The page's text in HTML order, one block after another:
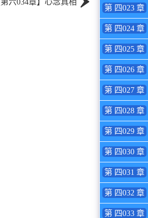
第六034章】心念真相
第 四023 章
第 四024 章
第 四025 章
第 四026 章
第 四027 章
第 四028 章
第 四029 章
第 四030 章
第 四031 章
第 四032 章
第 四033 章